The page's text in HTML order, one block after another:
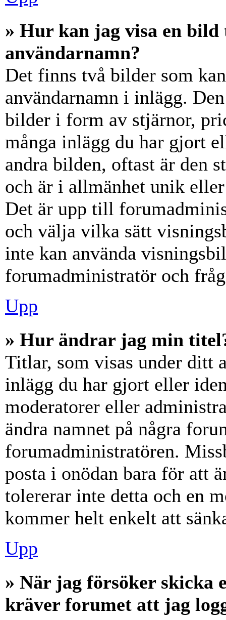
» Hur kan jag visa en
användarnamn?
Det finns två bilder som
användarnamn i inlägg.
bilder i form av stjärnor,
många inlägg du har gjort
andra bilden, oftast är den
och är i allmänhet unik
Det är upp till
och välja vilka sätt
inte kan använda
forumadministratör och
Upp
» Hur ändrar jag min
Titlar, som visas under ditt
inlägg du har gjort eller
moderatorer eller
ändra namnet på några
forumadministratören.
posta i onödan bara för att
tolererar inte detta och en
kommer helt enkelt att
Upp
» När jag försöker skicka
kräver forumet att jag